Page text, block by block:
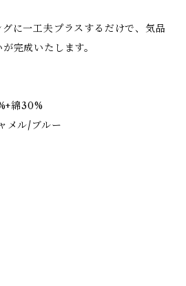
グに一工夫プラスするだけで、気品
完成いたします。
綿30%
メル/ブルー